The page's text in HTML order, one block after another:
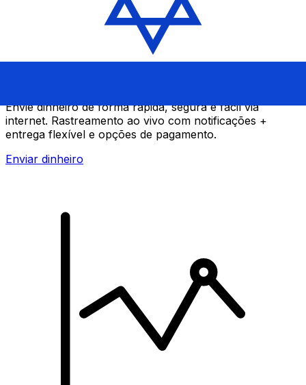
Envie dinheiro de forma rápida, segura e fácil via
internet. Rastreamento ao vivo com notificações +
entrega flexível e opções de pagamento.
Enviar dinheiro